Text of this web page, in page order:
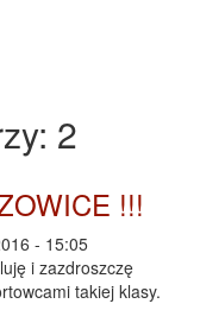
: 2
!!!
- 15:05
i zazdroszczę
takiej klasy.